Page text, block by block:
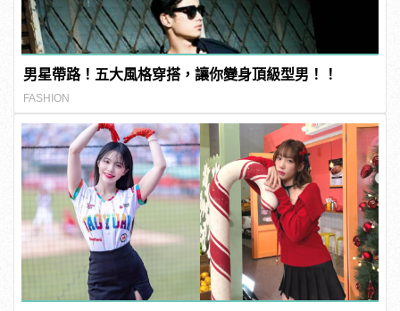
男星帶路！五大風格穿搭，讓你變身頂級型男！！
FASHION